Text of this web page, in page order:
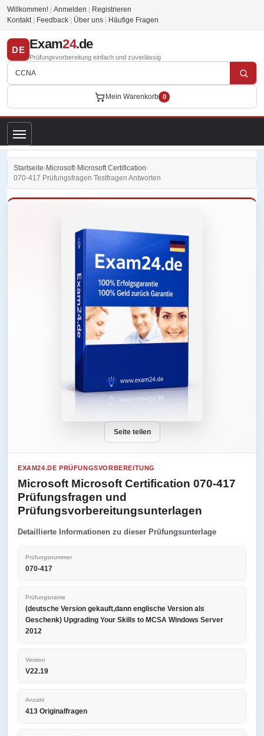
Willkommen! Anmelden
Registrieren
Kontakt
Feedback Über uns Häufige Fragen
DE Exam24.de
Prüfungsvorbereitung einfach und zuverlässig
Mein Warenkorb 0
Startseite›Microsoft›Microsoft Certification›
070-417 Prüfungsfragen Testfragen Antworten
Seite teilen
EXAM24.DE PRÜFUNGSVORBEREITUNG
Microsoft Microsoft Certification 070-417
Prüfungsfragen und
Prüfungsvorbereitungsunterlagen
Detaillierte Informationen zu dieser Prüfungsunterlage
Prüfungsnummer
070-417
Prüfungsname
(deutsche Version gekauft,dann englische Version als
Geschenk) Upgrading Your Skills to MCSA Windows Server
2012
Version
V22.19
Anzahl
413 Originalfragen